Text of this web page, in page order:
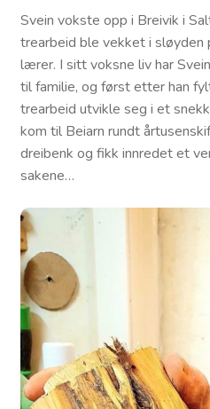
Svein vokste opp i Breivik i
trearbeid ble vekket i sløyden
lærer. I sitt voksne liv har
til familie, og først etter han
trearbeid utvikle seg i et
kom til Beiarn rundt
dreibenk og fikk innredet et
sakene…